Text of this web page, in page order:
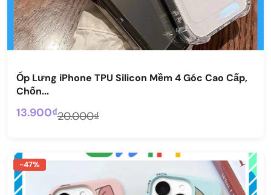
Ốp Lưng iPhone TPU Silicon Mềm 4 Góc Cao Cấp,
Chốn...
13.900₫20.000₫
-47%